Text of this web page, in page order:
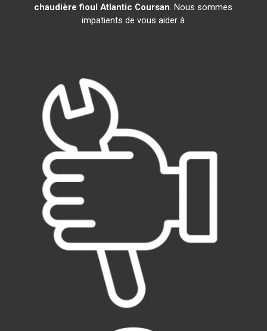
chaudière fioul Atlantic Coursan. Nous sommes
impatients de vous aider à